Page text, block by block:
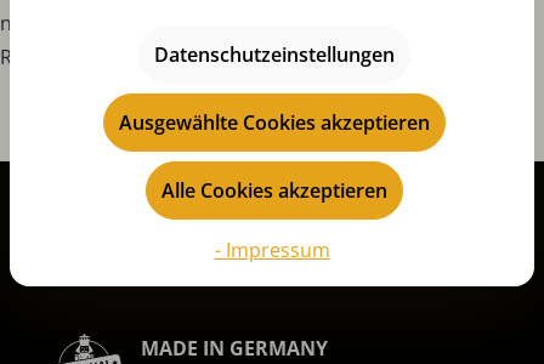
nach authentischen und qualitativ hochwertigen
Räucherkerzen ist, wird bei Jürgen Huss fündig.
Wir versenden
aus Seiffen in alle Welt
MADE IN GERMANY
Datenschutzeinstellungen
Ausgewählte Cookies akzeptieren
Alle Cookies akzeptieren
- Impressum